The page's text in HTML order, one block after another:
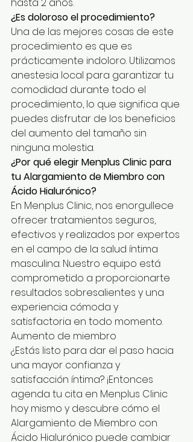
¿Es doloroso el procedimiento?
Una de las mejores cosas de este
procedimiento es que es
prácticamente indoloro. Utilizamos
anestesia local para garantizar tu
comodidad durante todo el
procedimiento, lo que significa que
puedes disfrutar de los beneficios
del aumento del tamaño sin
ninguna molestia.
¿Por qué elegir Menplus Clinic para
tu Alargamiento de Miembro con
Ácido Hialurónico?
En Menplus Clinic, nos enorgullece
ofrecer tratamientos seguros,
efectivos y realizados por expertos
en el campo de la salud íntima
masculina. Nuestro equipo está
comprometido a proporcionarte
resultados sobresalientes y una
experiencia cómoda y
satisfactoria en todo momento.
Aumento de miembro
¿Estás listo para dar el paso hacia
una mayor confianza y
satisfacción íntima? ¡Entonces
agenda tu cita en Menplus Clinic
hoy mismo y descubre cómo el
Alargamiento de Miembro con
Ácido Hialurónico puede cambiar